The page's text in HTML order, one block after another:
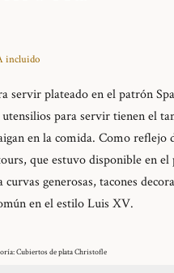
incluido
servir plateado en el patrón
para servir tienen el
en la comida. Como reflejo
que estuvo disponible en
curvas generosas, tacones
en el estilo Luis XV.
Cubiertos de plata Christofle